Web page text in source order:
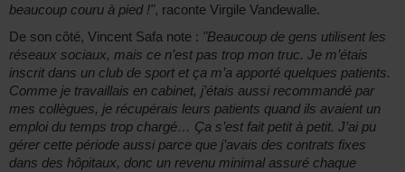
beaucoup couru à pied !", raconte Virgile Vandewalle.
De son côté, Vincent Safa note : "Beaucoup de gens utilisent les
réseaux sociaux, mais ce n’est pas trop mon truc. Je m’étais
inscrit dans un club de sport et ça m’a apporté quelques patients.
Comme je travaillais en cabinet, j’étais aussi recommandé par
mes collègues, je récupérais leurs patients quand ils avaient un
emploi du temps trop chargé… Ça s’est fait petit à petit. J’ai pu
gérer cette période aussi parce que j’avais des contrats fixes
dans des hôpitaux, donc un revenu minimal assuré chaque